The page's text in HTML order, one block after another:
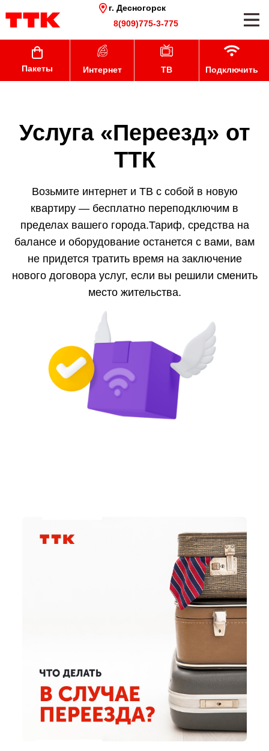
г. Десногорск
8(909)775-3-775
Пакеты Интернет ТВ Подключить
Услуга «Переезд» от
ТТК
Возьмите интернет и ТВ с собой в новую
квартиру — бесплатно переподключим в
пределах вашего города.Тариф, средства на
балансе и оборудование останется с вами, вам
не придется тратить время на заключение
нового договора услуг, если вы решили сменить
место жительства.